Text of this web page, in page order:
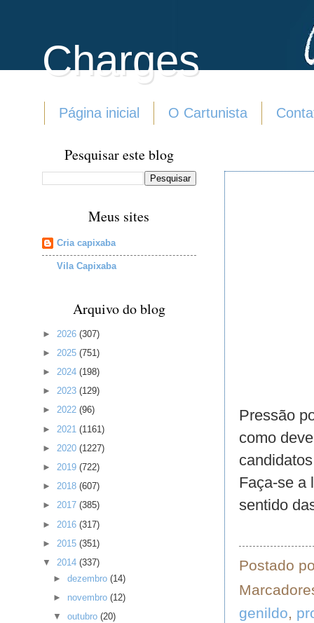
Charges
Página inicial O Cartunista
Pressão
como
Faça-se a
sentido
Postado
genildo,
Pesquisar este blog
Meus sites
Cria capixaba
Vila Capixaba
Arquivo do blog
► 2026 (307)
► 2025 (751)
► 2024 (198)
► 2023 (129)
► 2022 (96)
► 2021 (1161)
► 2020 (1227)
► 2019 (722)
► 2018 (607)
► 2017 (385)
► 2016 (317)
► 2015 (351)
▼ 2014 (337)
►dezembro(14)
► novembro(12)
▼outubro(20)